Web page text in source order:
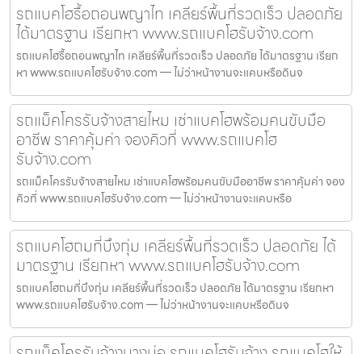
รถแบคโฮรื้อถอนพญาไท เคลียร์พื้นที่รวดเร็ว ปลอดภัย
ได้มาตรฐาน เรียกหา www.รถแบคโฮรับจ้าง.com
รถแบคโฮรื้อถอนพญาไท เคลียร์พื้นที่รวดเร็ว ปลอดภัย ได้มาตรฐาน เรียก
หา www.รถแบคโฮรับจ้าง.com — ไม่ว่าหน้างานจะแคบหรือดินจ
รถแม็คโครรับจ้างสายไหม เช่าแบคโฮพร้อมคนขับมือ
อาชีพ ราคาคุ้มค่า จองคิวที่ www.รถแบคโฮ
รับจ้าง.com
รถแม็คโครรับจ้างสายไหม เช่าแบคโฮพร้อมคนขับมืออาชีพ ราคาคุ้มค่า จอง
คิวที่ www.รถแบคโฮรับจ้าง.com — ไม่ว่าหน้างานจะแคบหรือ
รถแบคโฮถมที่บึงกุ่ม เคลียร์พื้นที่รวดเร็ว ปลอดภัย ได้
มาตรฐาน เรียกหา www.รถแบคโฮรับจ้าง.com
รถแบคโฮถมที่บึงกุ่ม เคลียร์พื้นที่รวดเร็ว ปลอดภัย ได้มาตรฐาน เรียกหา
www.รถแบคโฮรับจ้าง.com — ไม่ว่าหน้างานจะแคบหรือดินจ